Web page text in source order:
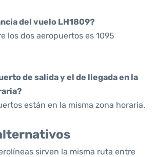
del vuelo LH1809?
los dos aeropuertos es 1095
de salida y el de llegada en la
están en la misma zona horaria.
sirven la misma ruta entre